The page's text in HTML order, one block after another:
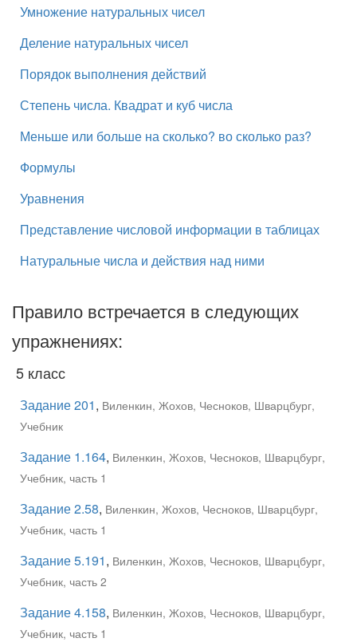
Умножение натуральных чисел
Деление натуральных чисел
Порядок выполнения действий
Степень числа. Квадрат и куб числа
Меньше или больше на сколько? во сколько раз?
Формулы
Уравнения
Представление числовой информации в таблицах
Натуральные числа и действия над ними
Правило встречается в следующих
упражнениях:
5 класс
Задание 201, Виленкин, Жохов, Чесноков, Шварцбург,
Учебник
Задание 1.164, Виленкин, Жохов, Чесноков, Шварцбург,
Учебник, часть 1
Задание 2.58, Виленкин, Жохов, Чесноков, Шварцбург,
Учебник, часть 1
Задание 5.191, Виленкин, Жохов, Чесноков, Шварцбург,
Учебник, часть 2
Задание 4.158, Виленкин, Жохов, Чесноков, Шварцбург,
Учебник, часть 1